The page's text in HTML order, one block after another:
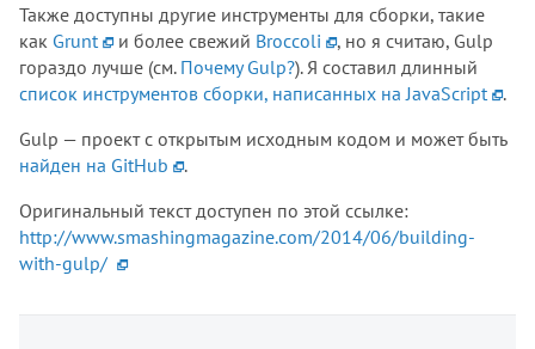
Также доступны другие инструменты для сборки, такие
как Grunt и более свежий Broccoli
, но я считаю, Gulp
гораздо лучше (см. Почему Gulp?). Я составил длинный
список инструментов сборки, написанных на JavaScript
.
Gulp — проект с открытым исходным кодом и может быть
найден на GitHub
.
Оригинальный текст доступен по этой ссылке:
http://www.smashingmagazine.com/2014/06/building-
with-gulp/